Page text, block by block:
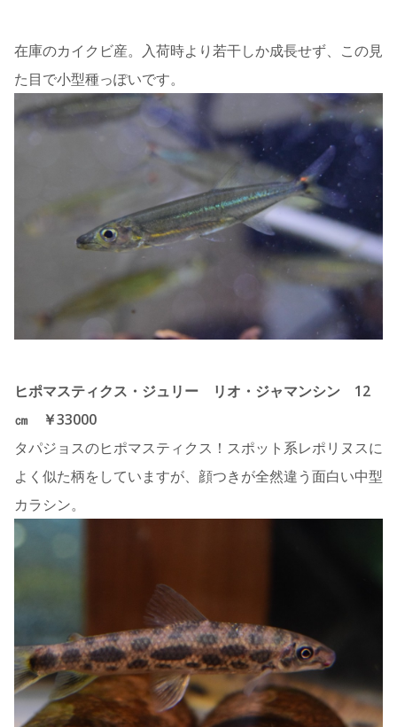
在庫のカイクビ産。入荷時より若干しか成長せず、この見
た目で小型種っぽいです。
ヒポマスティクス・ジュリー リオ・ジャマンシン 12
㎝ ￥33000
タパジョスのヒポマスティクス！スポット系レポリヌスに
よく似た柄をしていますが、顔つきが全然違う面白い中型
カラシン。